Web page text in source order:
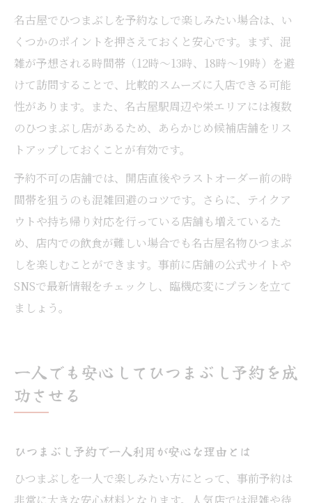
名古屋でひつまぶしを予約なしで楽しみたい場合は、い
くつかのポイントを押さえておくと安心です。まず、混
雑が予想される時間帯（12時〜13時、18時〜19時）を避
けて訪問することで、比較的スムーズに入店できる可能
性があります。また、名古屋駅周辺や栄エリアには複数
のひつまぶし店があるため、あらかじめ候補店舗をリス
トアップしておくことが有効です。
予約不可の店舗では、開店直後やラストオーダー前の時
間帯を狙うのも混雑回避のコツです。さらに、テイクア
ウトや持ち帰り対応を行っている店舗も増えているた
め、店内での飲食が難しい場合でも名古屋名物ひつまぶ
しを楽しむことができます。事前に店舗の公式サイトや
SNSで最新情報をチェックし、臨機応変にプランを立て
ましょう。
一人でも安心してひつまぶし予約を成
功させる
ひつまぶし予約で一人利用が安心な理由とは
ひつまぶしを一人で楽しみたい方にとって、事前予約は